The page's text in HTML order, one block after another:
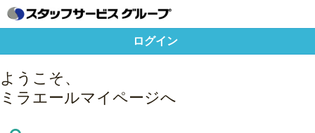
ログイン
ようこそ、
ミラエールマイページへ